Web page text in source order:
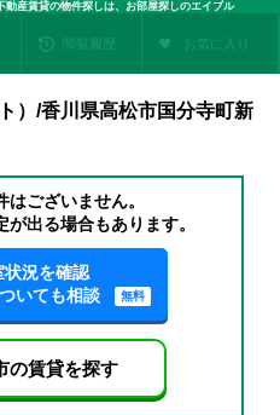
産賃貸の物件探しは、お部屋探しのエイブル
閲覧履歴 お気に入り
）/香川県高松市国分寺町新
ございません。
出る場合もあります。
状況を確認
いても相談
無料
の賃貸を探す